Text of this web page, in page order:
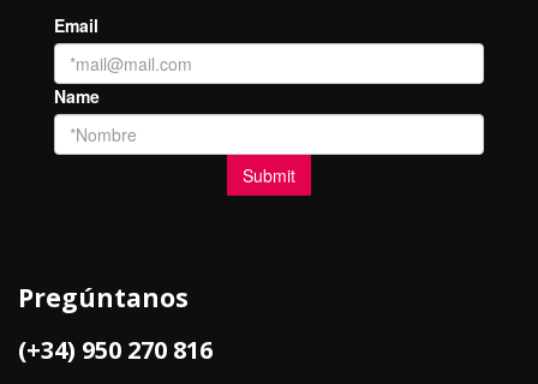
Pregúntanos
(+34) 950 270 816